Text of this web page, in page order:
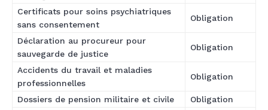
Certificats pour soins psychiatriques
sans consentement
Obligation
Déclaration au procureur pour
sauvegarde de justice
Obligation
Accidents du travail et maladies
professionnelles
Obligation
Dossiers de pension militaire et civile
Obligation